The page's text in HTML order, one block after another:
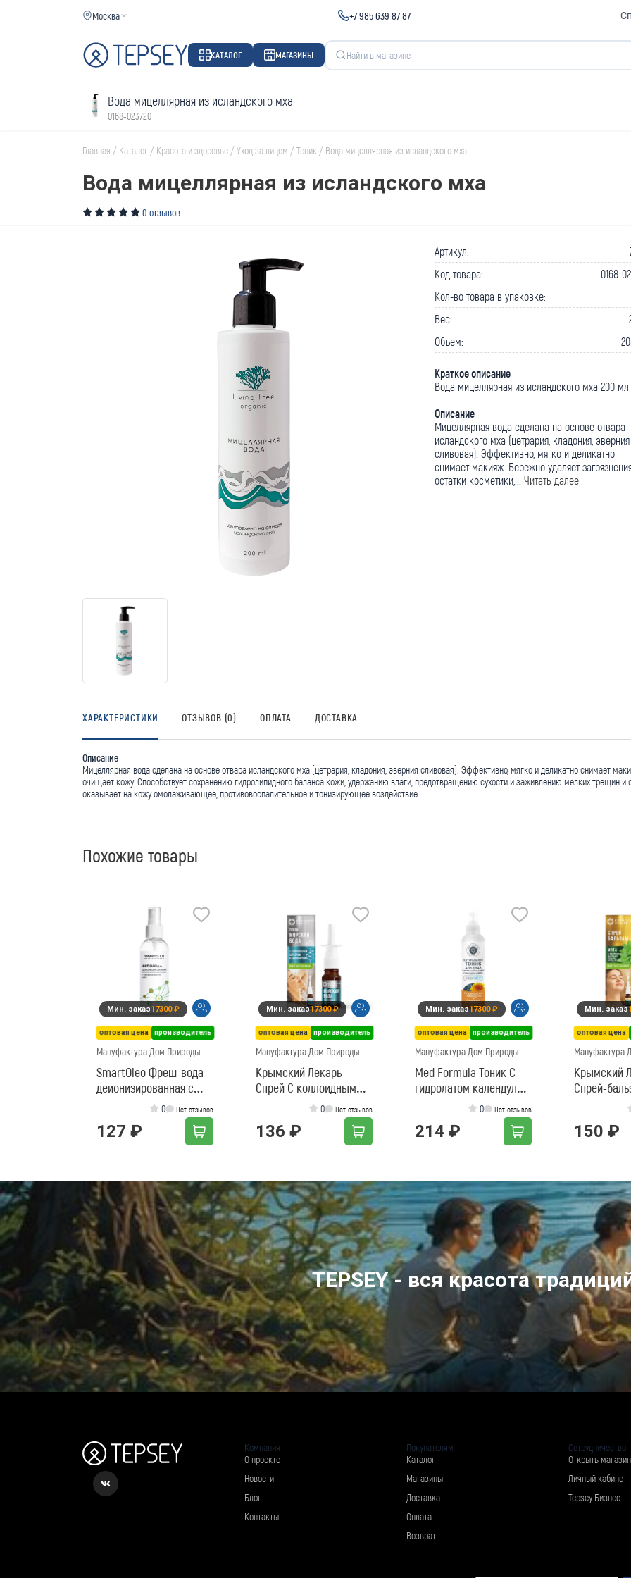
Москва +7 985 639 87 87
КАТАЛОГ МАГАЗИНЫ
Вода мицеллярная из исландского мха
0168-023720
Главная / Каталог / Красота и здоровье /Уход за лицом /Тоник / Вода мицеллярная из исландского мха
Вода мицеллярная из исландского мха
0 отзывов
Артикул:
Код товара:
0168-
Кол-во товара в упаковке:
Вес:
Объем:
Краткое описание
Вода мицеллярная из исландского мха 200 мл
Описание
Мицеллярная вода сделана на основе отвара
исландского мха (цетрария, кладония, эверния
сливовая). Эффективно, мягко и деликатно
снимает макияж. Бережно удаляет
остатки косметики,... Читать далее
ХАРАКТЕРИСТИКИ ОТЗЫВОВ (0) ОПЛАТА ДОСТАВКА
Описание
Мицеллярная вода сделана на основе отвара исландского мха (цетрария, кладония, эверния сливовая). Эффективно, мягко и деликатно снимает
очищает кожу. Способствует сохранению гидролипидного баланса кожи, удержанию влаги, предотвращению сухости и заживлению мелких трещин
оказывает на кожу омолаживающее, противовоспалительное и тонизирующее воздействие.
Похожие товары
Мин. заказ17300 ₽
оптовая цена производитель
Мануфактура Дом Природы
SmartOleo Фреш-вода
деионизированная с
эфирным маслом мяты
0 Нет отзывов
127 ₽
Мин. заказ17300 ₽
оптовая цена производитель
Мануфактура Дом Природы
Крымский Лекарь
Спрей С коллоидным
серебром и бишофитом
0 Нет отзывов
136 ₽
Мин. заказ17300 ₽
оптовая цена производитель
Мануфактура Дом Природы
Med Formula Тоник С
гидролатом календулы
Очищение для
0 Нет отзывов
214 ₽
Мин. заказ
оптовая цена
Мануфактура
Крымский
Спрей-
150 ₽
TEPSEY - вся красота
Компания
О проекте
Новости
Блог
Контакты
Покупателям
Каталог
Магазины
Доставка
Оплата
Возврат
Сотрудничество
Открыть магазин
Личный кабинет
Tepsey Бизнес